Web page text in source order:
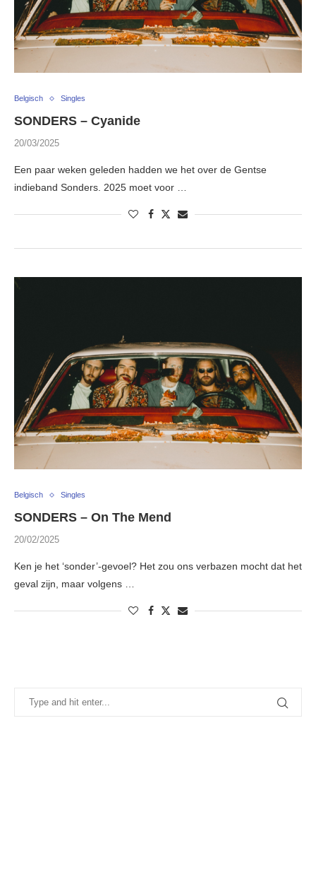
Belgisch Singles
SONDERS – Cyanide
20/03/2025
Een paar weken geleden hadden we het over de Gentse
indieband Sonders. 2025 moet voor …
Belgisch Singles
SONDERS – On The Mend
20/02/2025
Ken je het ‘sonder’-gevoel? Het zou ons verbazen mocht dat het
geval zijn, maar volgens …